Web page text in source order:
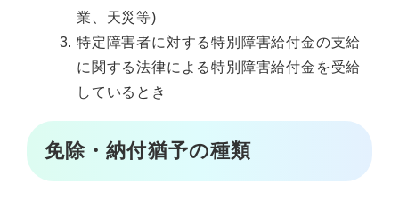
業、天災等)
特定障害者に対する特別障害給付金の支給
に関する法律による特別障害給付金を受給
しているとき
免除・納付猶予の種類